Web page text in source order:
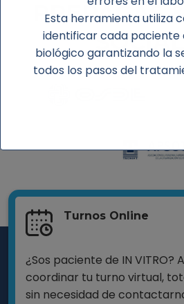
PREPAGAS
Turnos Online
¿Sos paciente de IN VITRO?
coordinar tu turno virtual,
sin necesidad de
Esta herramienta utiliza
identificar cada paciente
biológico garantizando la
todos los pasos del